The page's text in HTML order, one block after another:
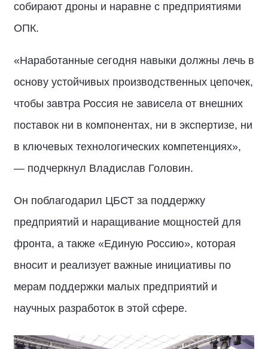
собирают дроны и наравне с предприятиями
ОПК.
«Наработанные сегодня навыки должны лечь в
основу устойчивых производственных цепочек,
чтобы завтра Россия не зависела от внешних
поставок ни в компонентах, ни в экспертизе, ни
в ключевых технологических компетенциях»,
— подчеркнул Владислав Головин.
Он поблагодарил ЦБСТ за поддержку
предприятий и наращивание мощностей для
фронта, а также «Единую Россию», которая
вносит и реализует важные инициативы по
мерам поддержки малых предприятий и
научных разработок в этой сфере.